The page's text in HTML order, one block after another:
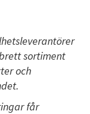
sortiment
och
får